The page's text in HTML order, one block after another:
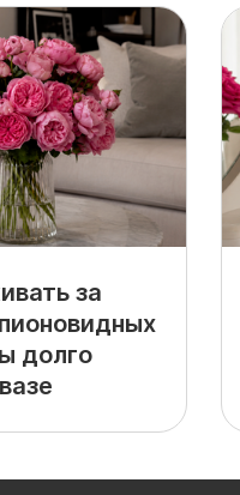
за
долго